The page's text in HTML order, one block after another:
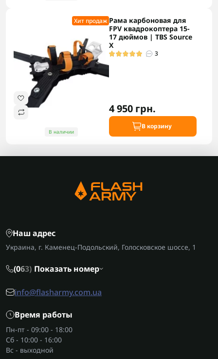
Хит продаж
В наличии
Рама карбоновая для
FPV квадрокоптера 15-
17 дюймов | TBS Source
X
3
4 950 грн.
В корзину
Наш адрес
Украина, г. Каменец-Подольский, Голосковское шоссе, 1
(063) Показать номер
info@flasharmy.com.ua
Время работы
Пн-пт - 09:00 - 18:00
Сб - 10:00 - 16:00
Вс - выходной